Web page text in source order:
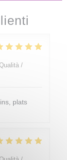
/
plats